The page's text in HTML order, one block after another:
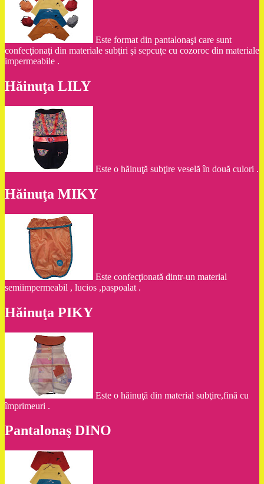
Este format din pantalonaşi care sunt
confecţionaţi din materiale subţiri şi sepcuţe cu cozoroc din materiale
impermeabile .
Hăinuţa LILY
Este o hăinuţă subţire veselă în două culori .
Hăinuţa MIKY
Este confecţionată dintr-un material
semiimpermeabil , lucios ,paspoalat .
Hăinuţa PIKY
Este o hăinuţă din material subţire,fină cu
împrimeuri .
Pantalonaş DINO